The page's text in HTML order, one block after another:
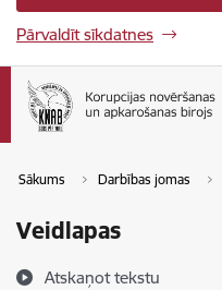
Pārvaldīt sīkdatnes
Sākums Darbības jomas
Veidlapas
Atskaņot tekstu